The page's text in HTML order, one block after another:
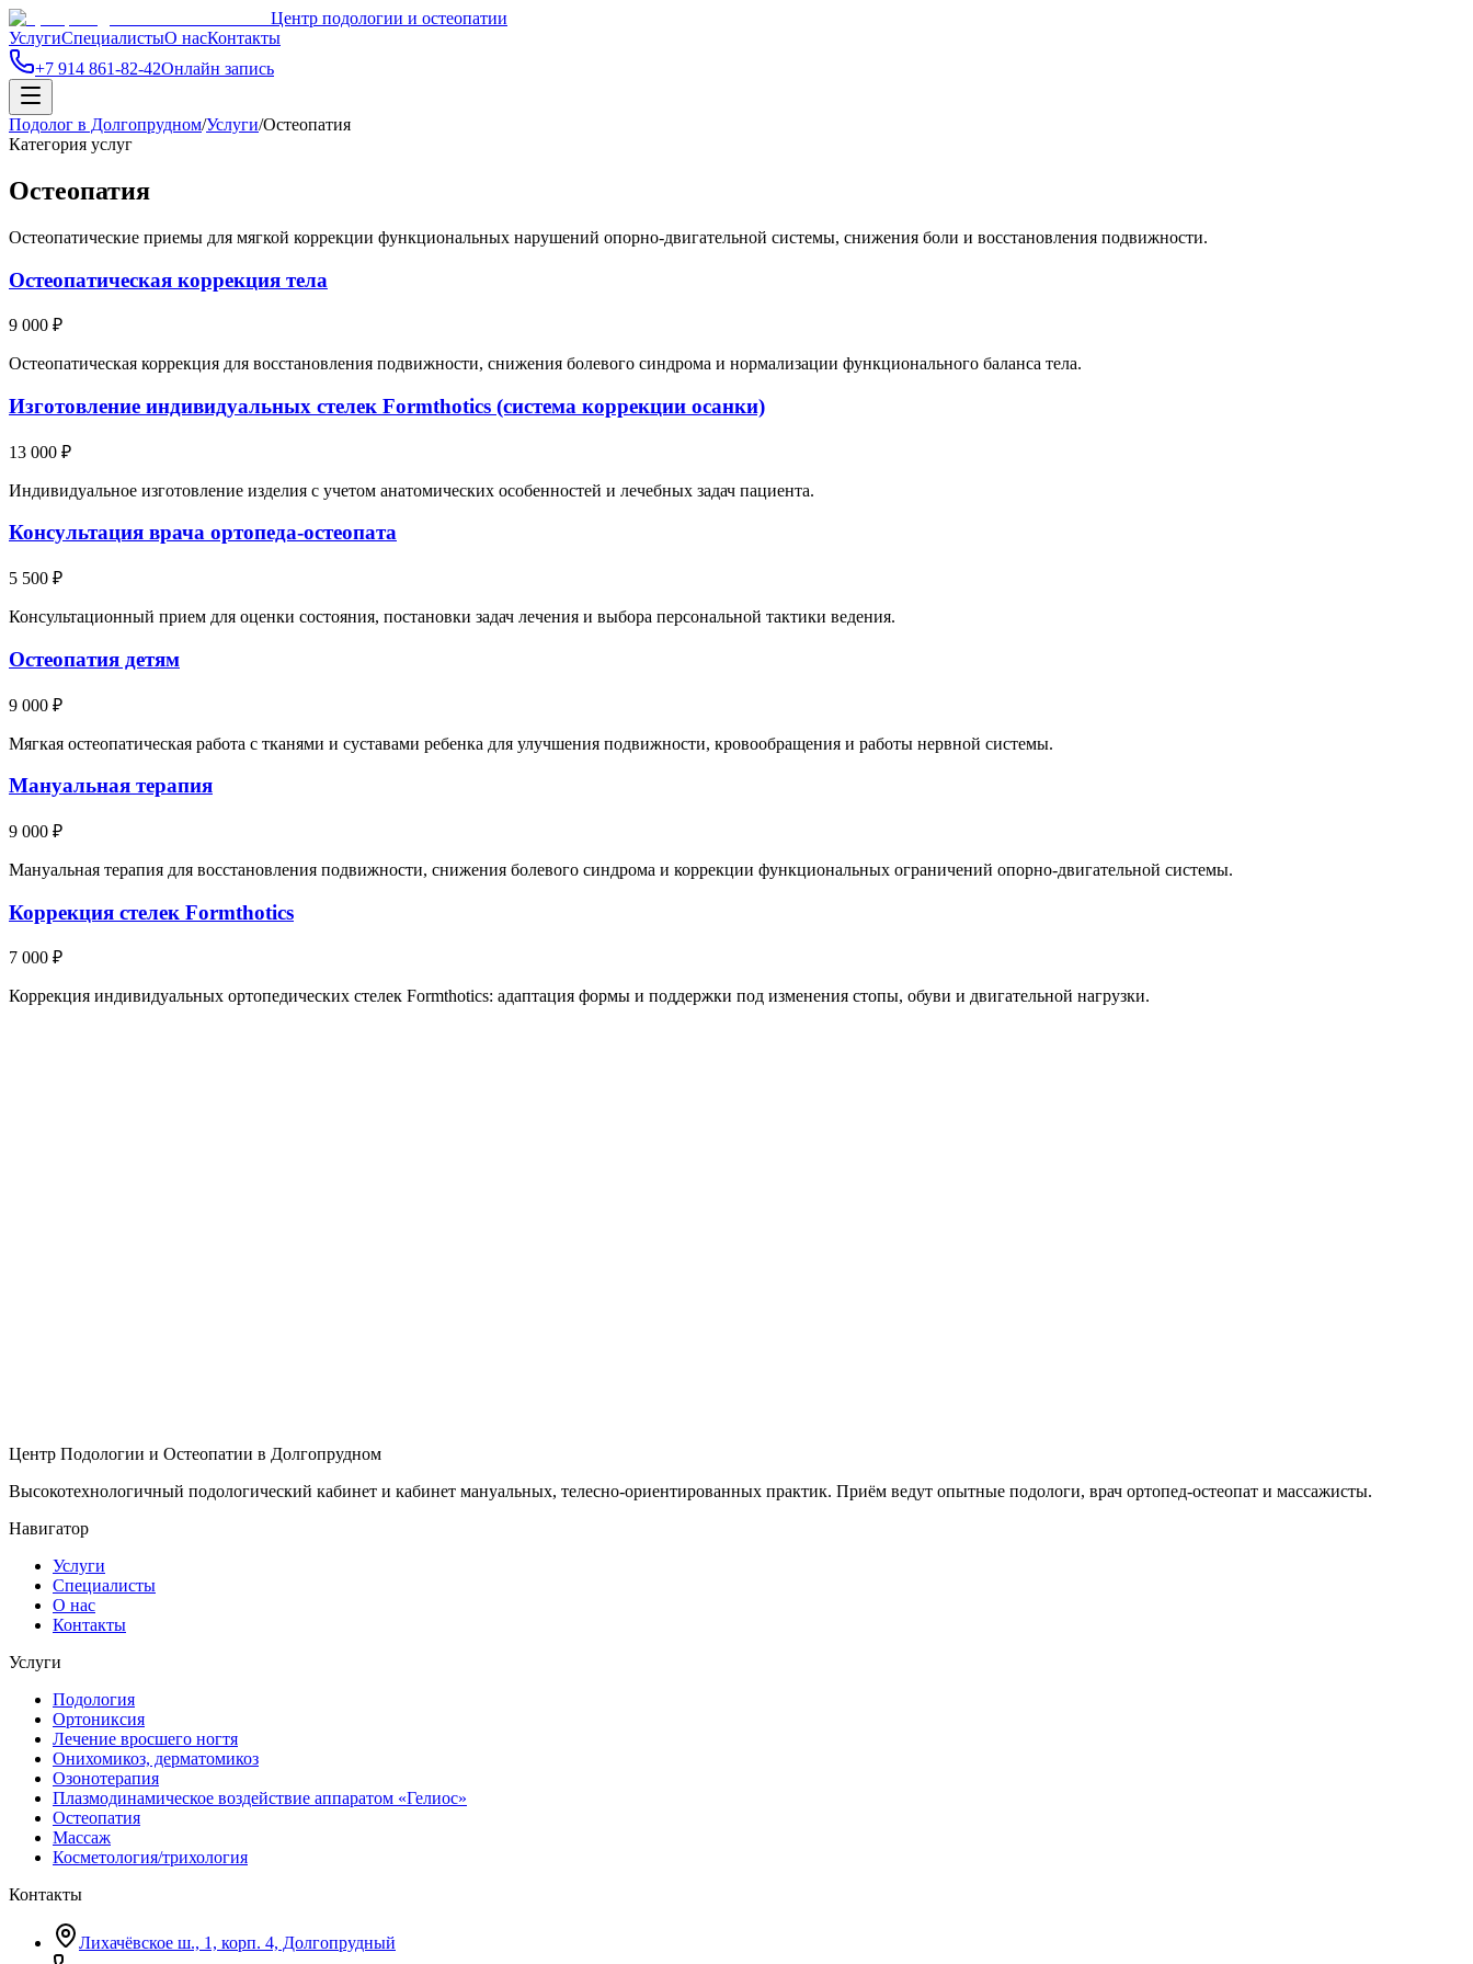
Центр подологии и остеопатии
УслугиСпециалистыО насКонтакты
+7 914 861-82-42Онлайн запись
Подолог в Долгопрудном/Услуги/Остеопатия
Категория услуг
Остеопатия
Остеопатические приемы для мягкой коррекции функциональных нарушений опорно-двигательной системы, снижения боли и восстановления подвижности.
Остеопатическая коррекция тела
9 000 ₽
Остеопатическая коррекция для восстановления подвижности, снижения болевого синдрома и нормализации функционального баланса тела.
Изготовление индивидуальных стелек Formthotics (система коррекции осанки)
13 000 ₽
Индивидуальное изготовление изделия с учетом анатомических особенностей и лечебных задач пациента.
Консультация врача ортопеда-остеопата
5 500 ₽
Консультационный прием для оценки состояния, постановки задач лечения и выбора персональной тактики ведения.
Остеопатия детям
9 000 ₽
Мягкая остеопатическая работа с тканями и суставами ребенка для улучшения подвижности, кровообращения и работы нервной системы.
Мануальная терапия
9 000 ₽
Мануальная терапия для восстановления подвижности, снижения болевого синдрома и коррекции функциональных ограничений опорно-двигательной системы.
Коррекция стелек Formthotics
7 000 ₽
Коррекция индивидуальных ортопедических стелек Formthotics: адаптация формы и поддержки под изменения стопы, обуви и двигательной нагрузки.
Центр Подологии и Остеопатии в Долгопрудном
Высокотехнологичный подологический кабинет и кабинет мануальных, телесно-ориентированных практик. Приём ведут опытные подологи, врач ортопед-остеопат и массажисты.
Навигатор
Услуги
Специалисты
О нас
Контакты
Услуги
Подология
Ортониксия
Лечение вросшего ногтя
Онихомикоз, дерматомикоз
Озонотерапия
Плазмодинамическое воздействие аппаратом «Гелиос»
Остеопатия
Массаж
Косметология/трихология
Контакты
Лихачёвское ш., 1, корп. 4, Долгопрудный